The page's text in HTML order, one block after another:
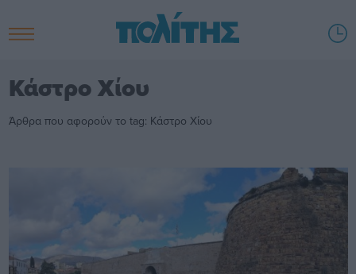
Κάστρο Χίου
Άρθρα που αφορούν το tag: Κάστρο Χίου